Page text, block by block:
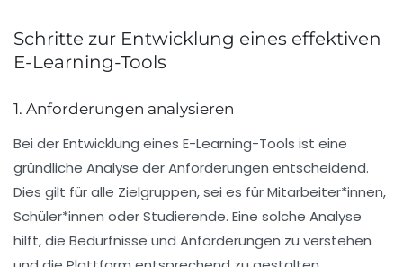
Schritte zur Entwicklung eines effektiven
E-Learning-Tools
1. Anforderungen analysieren
Bei der Entwicklung eines E-Learning-Tools ist eine
gründliche Analyse der Anforderungen entscheidend.
Dies gilt für alle Zielgruppen, sei es fürMitarbeiter*innen,
Schüler*innen oderStudierende. Eine solche Analyse
hilft, die Bedürfnisse und Anforderungen zu verstehen